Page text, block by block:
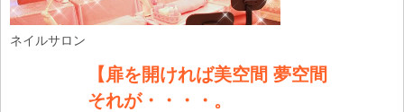
ネイルサロン
【扉を開ければ美空間 夢空間
それが・・・・。